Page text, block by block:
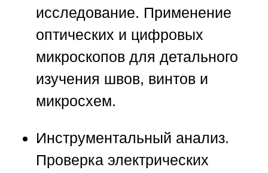
исследование. Применение
оптических и цифровых
микроскопов для детального
изучения швов, винтов и
микросхем.
Инструментальный анализ.
Проверка электрических